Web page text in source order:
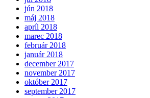
jún 2018
máj 2018
apríl 2018
marec 2018
február 2018
január 2018
december 2017
november 2017
október 2017
september 2017